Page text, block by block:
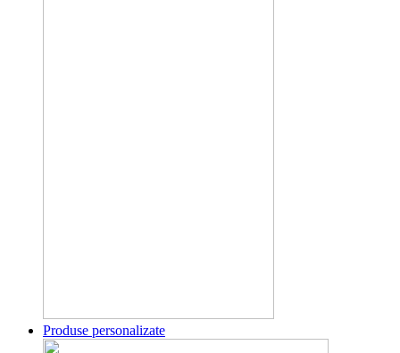
Produse personalizate